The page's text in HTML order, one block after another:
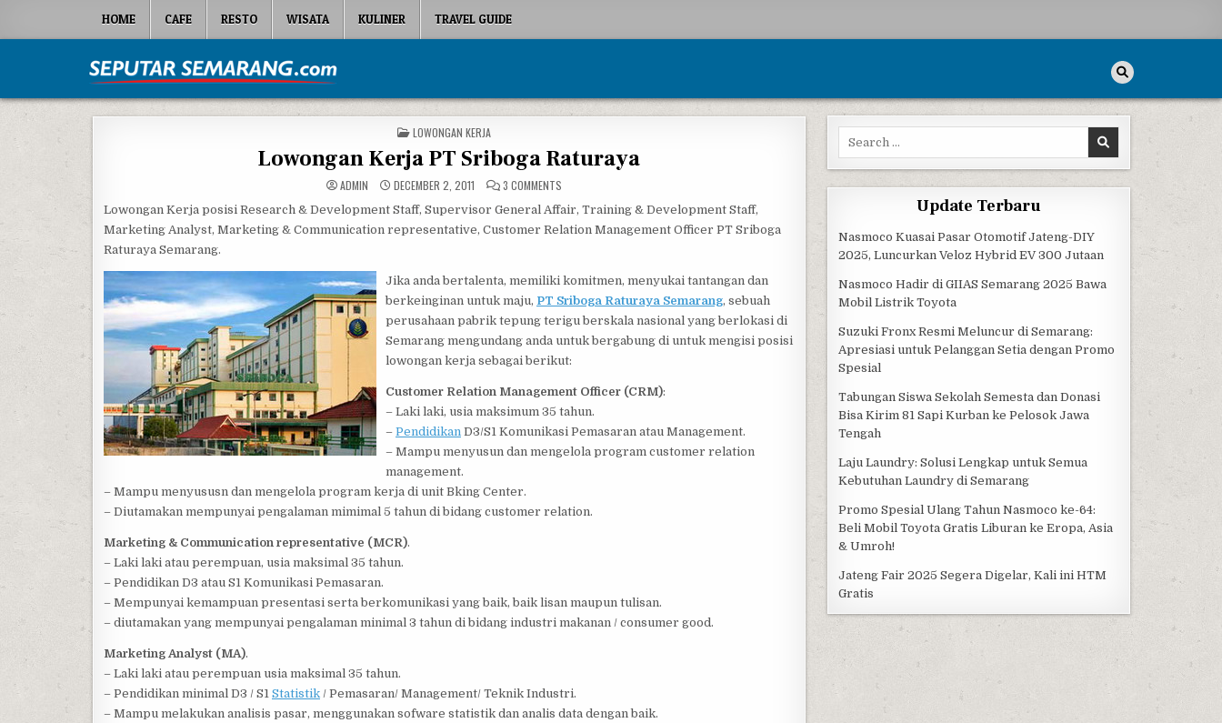
HOME CAFE RESTO WISATA KULINER TRAVEL GUIDE
Seputar Semarang
POSTED IN
LOWONGAN KERJA
Lowongan Kerja PT Sriboga Raturaya
ADMIN DECEMBER 2, 2011 3 COMMENTS
Lowongan Kerja posisi Research & Development Staff, Supervisor General Affair, Training & Development Staff,
Marketing Analyst, Marketing & Communication representative, Customer Relation Management Officer PT Sriboga
Raturaya Semarang.
Jika anda bertalenta, memiliki komitmen, menyukai tantangan dan
berkeinginan untuk maju, PT Sriboga Raturaya Semarang, sebuah
perusahaan pabrik tepung terigu berskala nasional yang berlokasi di
Semarang mengundang anda untuk bergabung di untuk mengisi posisi
lowongan kerja sebagai berikut:
Customer Relation Management Officer (CRM):
– Laki laki, usia maksimum 35 tahun.
– Pendidikan D3/S1 Komunikasi Pemasaran atau Management.
– Mampu menyusun dan mengelola program customer relation
management.
– Mampu menyususn dan mengelola program kerja di unit Bking Center.
– Diutamakan mempunyai pengalaman mimimal 5 tahun di bidang customer relation.
Marketing & Communication representative (MCR).
– Laki laki atau perempuan, usia maksimal 35 tahun.
– Pendidikan D3 atau S1 Komunikasi Pemasaran.
– Mempunyai kemampuan presentasi serta berkomunikasi yang baik, baik lisan maupun tulisan.
– diutamakan yang mempunyai pengalaman minimal 3 tahun di bidang industri makanan / consumer good.
Marketing Analyst (MA).
– Laki laki atau perempuan usia maksimal 35 tahun.
– Pendidikan minimal D3 / S1 Statistik / Pemasaran/ Management/ Teknik Industri.
– Mampu melakukan analisis pasar, menggunakan sofware statistik dan analis data dengan baik.
Search for:
Update Terbaru
Nasmoco Kuasai Pasar Otomotif Jateng-DIY
2025, Luncurkan Veloz Hybrid EV 300 Jutaan
Nasmoco Hadir di GIIAS Semarang 2025 Bawa
Mobil Listrik Toyota
Suzuki Fronx Resmi Meluncur di Semarang:
Apresiasi untuk Pelanggan Setia dengan Promo
Spesial
Tabungan Siswa Sekolah Semesta dan Donasi
Bisa Kirim 81 Sapi Kurban ke Pelosok Jawa
Tengah
Laju Laundry: Solusi Lengkap untuk Semua
Kebutuhan Laundry di Semarang
Promo Spesial Ulang Tahun Nasmoco ke-64:
Beli Mobil Toyota Gratis Liburan ke Eropa, Asia
& Umroh!
Jateng Fair 2025 Segera Digelar, Kali ini HTM
Gratis